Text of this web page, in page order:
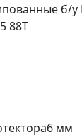
б/у
88T
6 мм